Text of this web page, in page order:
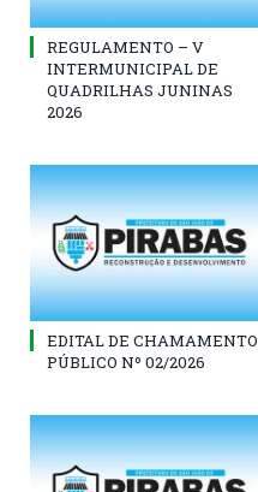
REGULAMENTO – V
INTERMUNICIPAL DE
QUADRILHAS JUNINAS
2026
EDITAL DE CHAMAMENTO
PÚBLICO Nº 02/2026